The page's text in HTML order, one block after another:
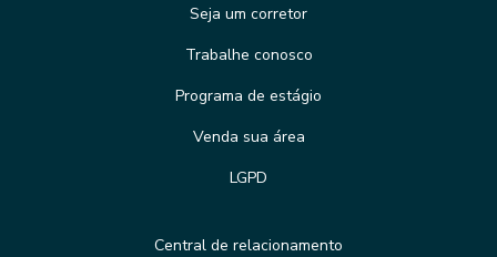
Seja um corretor
Trabalhe conosco
Programa de estágio
Venda sua área
LGPD
Central de relacionamento